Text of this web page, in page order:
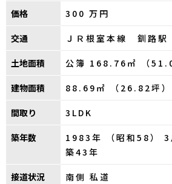
価格 300 万円
交通 ＪＲ根室本線 釧路駅
土地面積 公簿 168.76㎡ （
建物面積 88.69㎡ （26.82坪）
間取り 3LDK
築年数
1983年 （昭和58） 3
築43年
接道状況
南側 私道